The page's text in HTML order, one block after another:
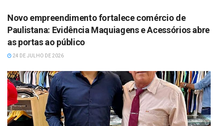
Novo empreendimento fortalece comércio de
Paulistana: Evidência Maquiagens e Acessórios abre
as portas ao público
24 DE JULHO DE 2026